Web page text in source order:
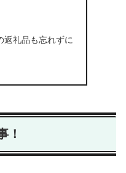
返礼品も忘れずに
！